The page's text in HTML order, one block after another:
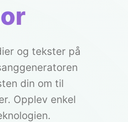
og tekster på
din om til
Opplev enkel